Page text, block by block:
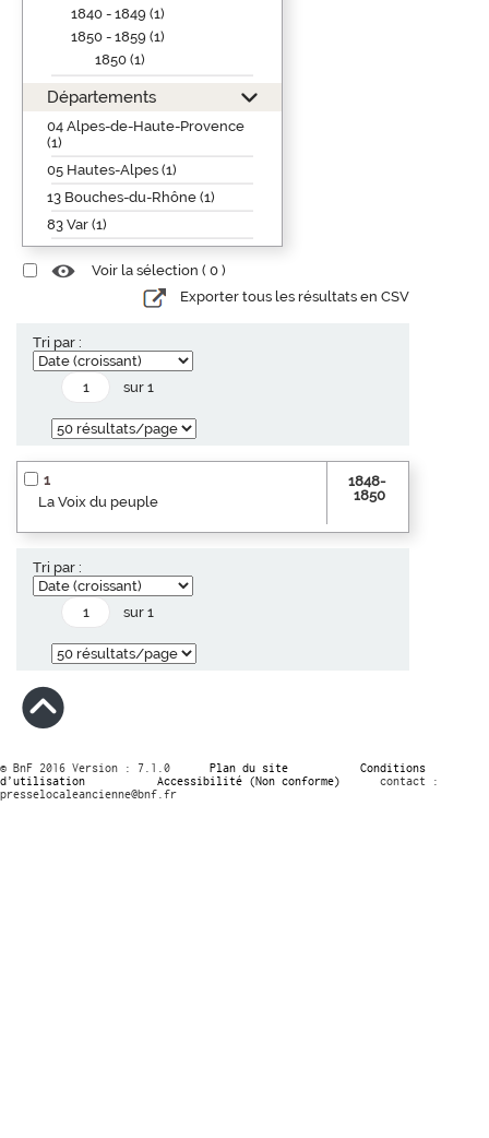
1840 - 1849 (1)
1850 - 1859 (1)
1850 (1)
Départements
04 Alpes-de-Haute-Provence
(1)
05 Hautes-Alpes (1)
13 Bouches-du-Rhône (1)
83 Var (1)
Voir la sélection ( 0 )
Exporter tous les résultats en CSV
Tri par :
sur 1
1
La Voix du peuple
1848-
1850
Tri par :
sur 1
© BnF 2016 Version : 7.1.0 Plan du site
Conditions
d’utilisation
Accessibilité (Non conforme)
contact :
presselocaleancienne@bnf.fr